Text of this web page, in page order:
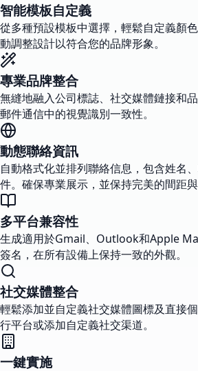
智能模板自定義
從多種預設模板中選擇，輕鬆自定義顏
動調整設計以符合您的品牌形象。
專業品牌整合
無縫地融入公司標誌、社交媒體鏈接和
郵件通信中的視覺識別一致性。
動態聯絡資訊
自動格式化並排列聯絡信息，包含姓名
件。確保專業展示，並保持完美的間距與
多平台兼容性
生成適用於Gmail、Outlook和Apple
簽名，在所有設備上保持一致的外觀。
社交媒體整合
輕鬆添加並自定義社交媒體圖標及直接
行平台或添加自定義社交渠道。
一鍵實施